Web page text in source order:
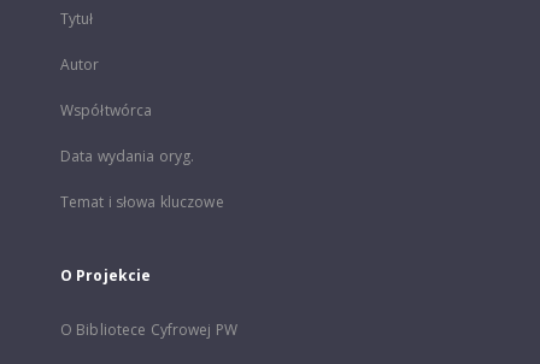
Tytuł
Autor
Współtwórca
Data wydania oryg.
Temat i słowa kluczowe
O Projekcie
O Bibliotece Cyfrowej PW